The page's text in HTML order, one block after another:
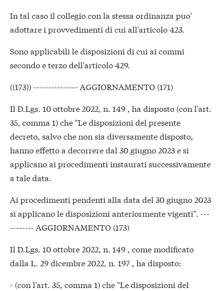
In tal caso il collegio con la stessa ordinanza puo'
adottare i provvedimenti di cui all'articolo 423.
Sono applicabili le disposizioni di cui ai commi
secondo e terzo dell'articolo 429.
((173)) --------------- AGGIORNAMENTO (171)
Il D.Lgs. 10 ottobre 2022, n. 149 , ha disposto (con l'art.
35, comma 1) che "Le disposizioni del presente
decreto, salvo che non sia diversamente disposto,
hanno effetto a decorrere dal 30 giugno 2023 e si
applicano ai procedimenti instaurati successivamente
a tale data.
Ai procedimenti pendenti alla data del 30 giugno 2023
si applicano le disposizioni anteriormente vigenti". ---
-------- AGGIORNAMENTO (173)
Il D.Lgs. 10 ottobre 2022, n. 149 , come modificato
dalla L. 29 dicembre 2022, n. 197 , ha disposto:
- (con l'art. 35, comma 1) che "Le disposizioni del